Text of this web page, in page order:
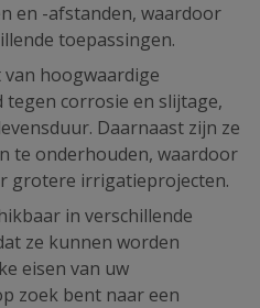
en -afstanden, waardoor
toepassingen.
hoogwaardige
corrosie en slijtage,
Daarnaast zijn ze
te onderhouden, waardoor
grotere irrigatieprojecten.
in verschillende
ze kunnen worden
eisen van uw
zoek bent naar een